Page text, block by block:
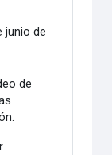
junio de
de